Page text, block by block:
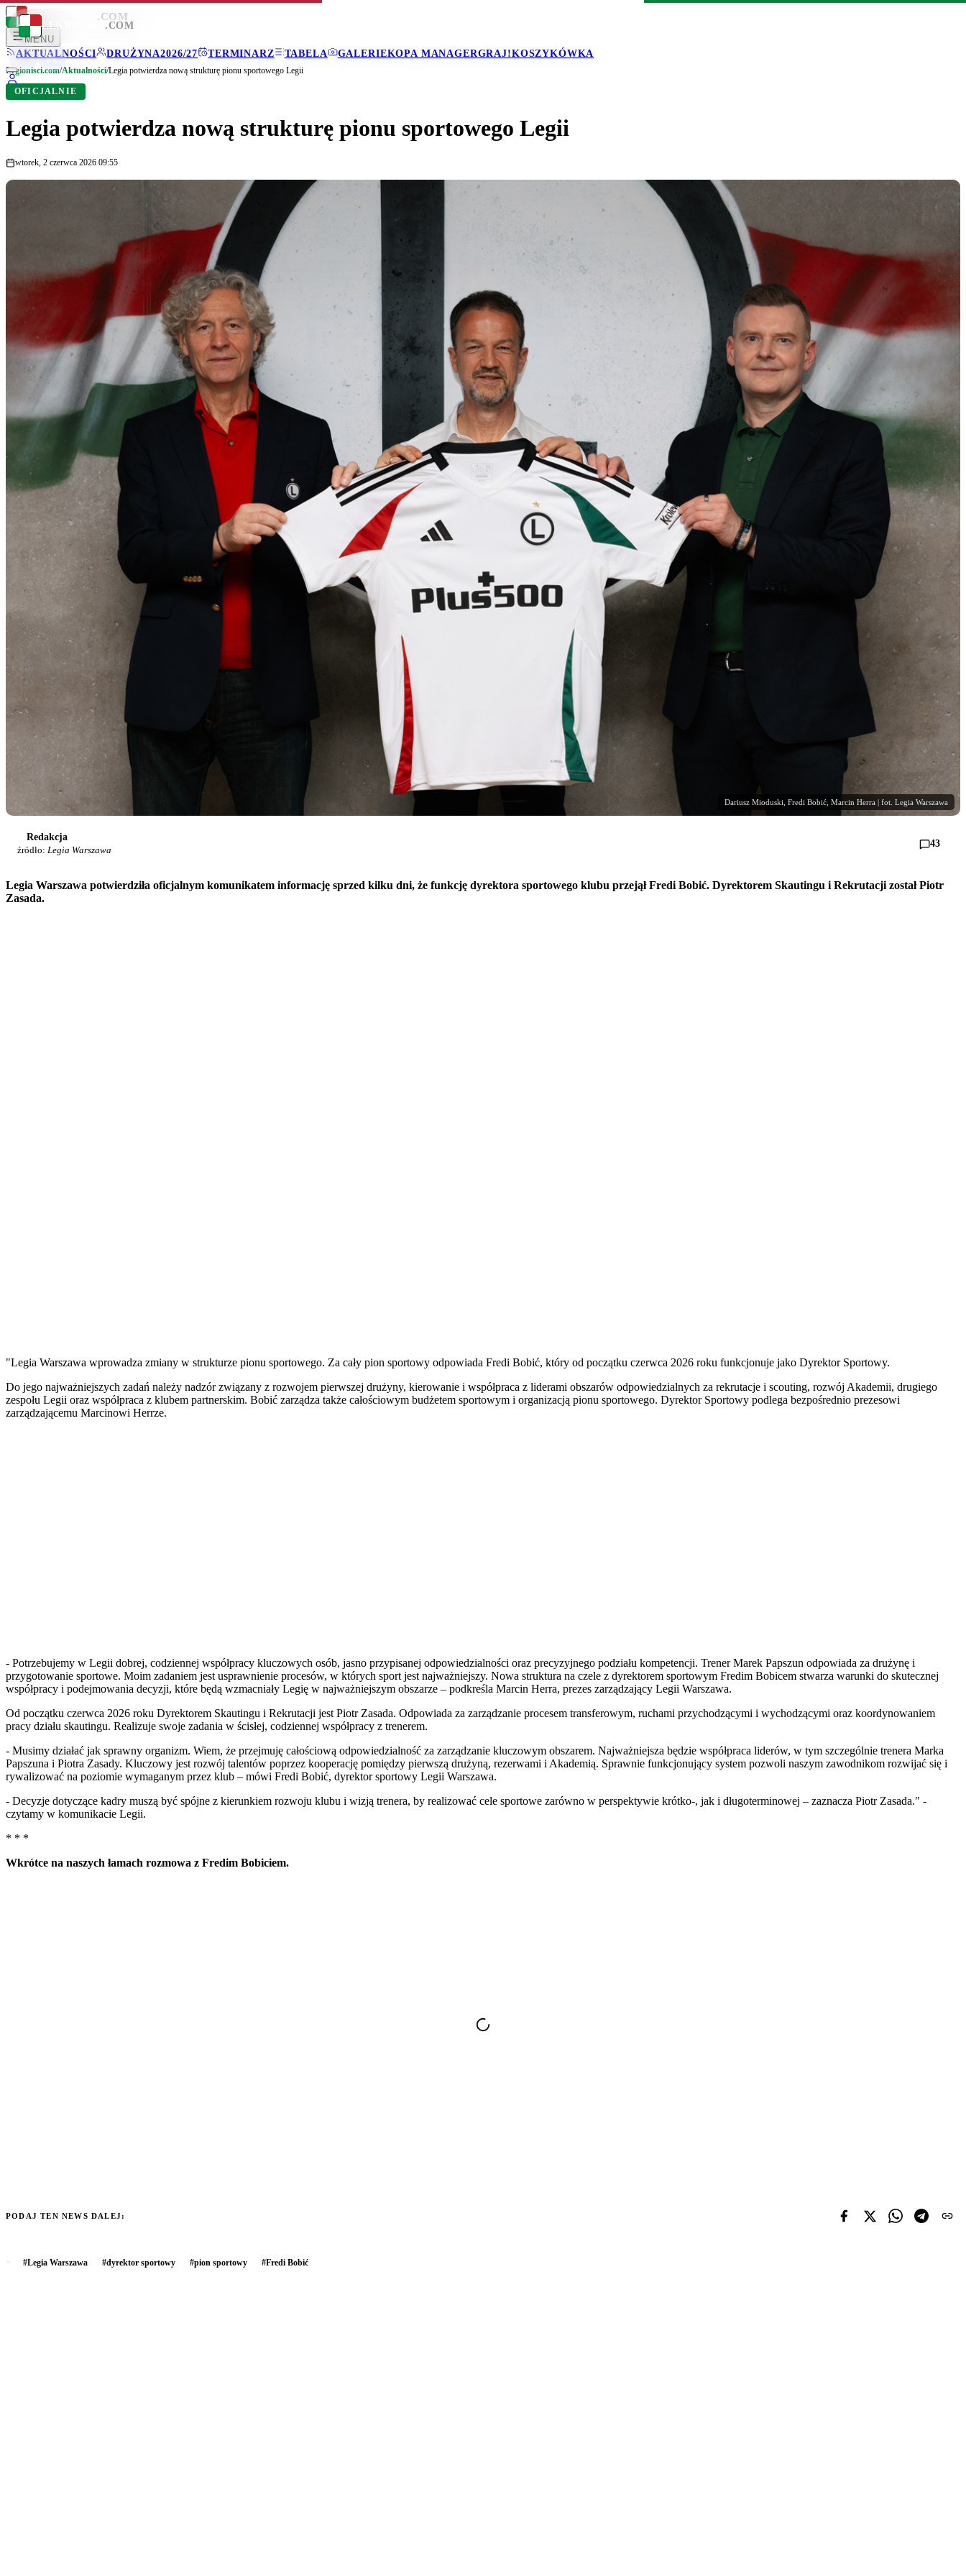
LEGIONISCI .COM
MENU
AKTUALNOŚCI
DRUŻYNA2026/27 TERMINARZ TABELA GALERIEKOPA MANAGERGRAJ!KOSZYKÓWKA
LEGIONISCI .COM
Legionisci.com/Aktualności/Legia potwierdza nową strukturę pionu sportowego Legii
OFICJALNIE
Legia potwierdza nową strukturę pionu sportowego Legii
wtorek, 2 czerwca 2026 09:55
Dariusz Mioduski, Fredi Bobić, Marcin Herra | fot. Legia Warszawa
Redakcja
źródło: Legia Warszawa
43
Legia Warszawa potwierdziła oficjalnym komunikatem informację sprzed kilku dni, że funkcję dyrektora sportowego klubu przejął Fredi Bobić. Dyrektorem Skautingu i Rekrutacji został Piotr
Zasada.
"Legia Warszawa wprowadza zmiany w strukturze pionu sportowego. Za cały pion sportowy odpowiada Fredi Bobić, który od początku czerwca 2026 roku funkcjonuje jako Dyrektor Sportowy.
Do jego najważniejszych zadań należy nadzór związany z rozwojem pierwszej drużyny, kierowanie i współpraca z liderami obszarów odpowiedzialnych za rekrutacje i scouting, rozwój Akademii, drugiego
zespołu Legii oraz współpraca z klubem partnerskim. Bobić zarządza także całościowym budżetem sportowym i organizacją pionu sportowego. Dyrektor Sportowy podlega bezpośrednio prezesowi
zarządzającemu Marcinowi Herrze.
- Potrzebujemy w Legii dobrej, codziennej współpracy kluczowych osób, jasno przypisanej odpowiedzialności oraz precyzyjnego podziału kompetencji. Trener Marek Papszun odpowiada za drużynę i
przygotowanie sportowe. Moim zadaniem jest usprawnienie procesów, w których sport jest najważniejszy. Nowa struktura na czele z dyrektorem sportowym Fredim Bobicem stwarza warunki do skutecznej
współpracy i podejmowania decyzji, które będą wzmacniały Legię w najważniejszym obszarze – podkreśla Marcin Herra, prezes zarządzający Legii Warszawa.
Od początku czerwca 2026 roku Dyrektorem Skautingu i Rekrutacji jest Piotr Zasada. Odpowiada za zarządzanie procesem transferowym, ruchami przychodzącymi i wychodzącymi oraz koordynowaniem
pracy działu skautingu. Realizuje swoje zadania w ścisłej, codziennej współpracy z trenerem.
- Musimy działać jak sprawny organizm. Wiem, że przejmuję całościową odpowiedzialność za zarządzanie kluczowym obszarem. Najważniejsza będzie współpraca liderów, w tym szczególnie trenera Marka
Papszuna i Piotra Zasady. Kluczowy jest rozwój talentów poprzez kooperację pomiędzy pierwszą drużyną, rezerwami i Akademią. Sprawnie funkcjonujący system pozwoli naszym zawodnikom rozwijać się i
rywalizować na poziomie wymaganym przez klub – mówi Fredi Bobić, dyrektor sportowy Legii Warszawa.
- Decyzje dotyczące kadry muszą być spójne z kierunkiem rozwoju klubu i wizją trenera, by realizować cele sportowe zarówno w perspektywie krótko-, jak i długoterminowej – zaznacza Piotr Zasada." -
czytamy w komunikacie Legii.
* * *
Wkrótce na naszych łamach rozmowa z Fredim Bobiciem.
PODAJ TEN NEWS DALEJ:
#Legia Warszawa #dyrektor sportowy #pion sportowy #Fredi Bobić